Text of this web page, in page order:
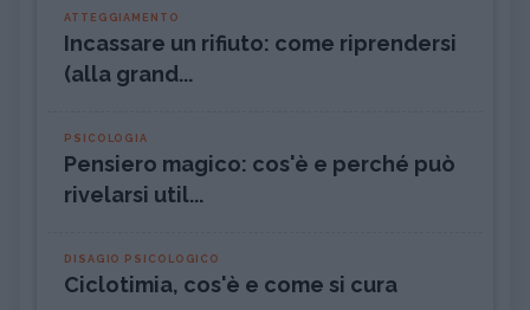
ATTEGGIAMENTO
Incassare un rifiuto: come riprendersi
(alla grand...
PSICOLOGIA
Pensiero magico: cos'è e perché può
rivelarsi util...
DISAGIO PSICOLOGICO
Ciclotimia, cos'è e come si cura